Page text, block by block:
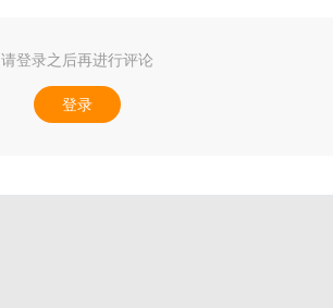
请登录之后再进行评论
登录